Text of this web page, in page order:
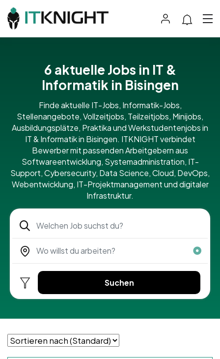
6 aktuelle Jobs in IT &
Informatik in Bisingen
Finde aktuelle IT-Jobs, Informatik-Jobs,
Stellenangebote, Vollzeitjobs, Teilzeitjobs, Minijobs,
Ausbildungsplätze, Praktika und Werkstudentenjobs in
IT & Informatik in Bisingen. ITKNIGHT verbindet
Bewerber mit passenden Arbeitgebern aus
Softwareentwicklung, Systemadministration, IT-
Support, Cybersecurity, Data Science, Cloud, DevOps,
Webentwicklung, IT-Projektmanagement und digitaler
Infrastruktur.
Suchen